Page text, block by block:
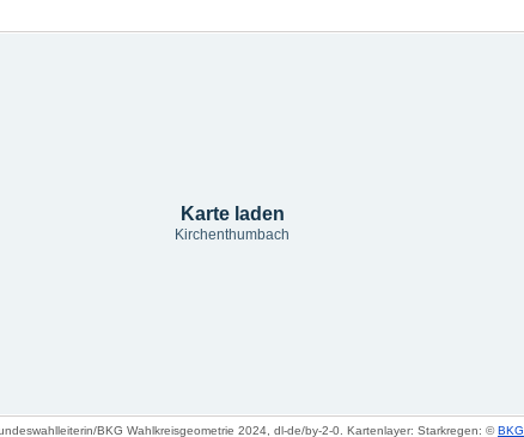
Karte laden
Kirchenthumbach
BKG Wahlkreisgeometrie 2024, dl-de/by-2-0. Kartenlayer: Starkregen: ©BKG